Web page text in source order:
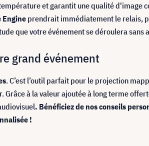
et garantit une qualité d'image
Engine prendrait immédiatement le relais,
que votre événement se déroulera sans
grand événement
. C’est l’outil parfait pour le projection
à la valeur ajoutée à long terme
. Bénéficiez de nos conseils
!